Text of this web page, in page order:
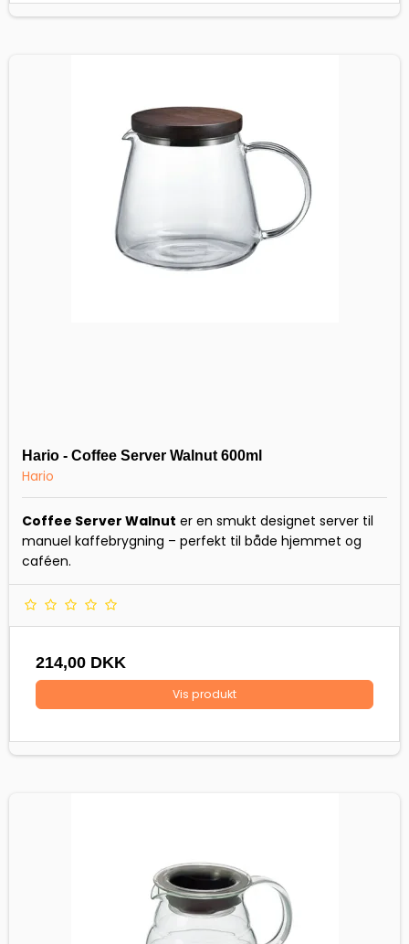
Hario - Coffee Server Walnut 600ml
Hario
Coffee Server Walnut er en smukt designet server til
manuel kaffebrygning – perfekt til både hjemmet og
caféen.
214,00 DKK
Vis produkt